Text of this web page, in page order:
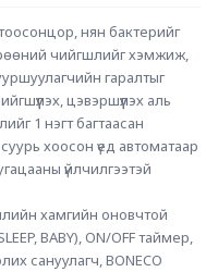
нян бактерийг
чийгшлийг хэмжиж,
гаралтыг
цэвэршүүлэх аль
1 нэгт багтаасан
хоосон үед автоматаар
үйлчилгээтэй
хамгийн оновчтой
BABY), ON/OFF таймер,
сануулагч, BONECO